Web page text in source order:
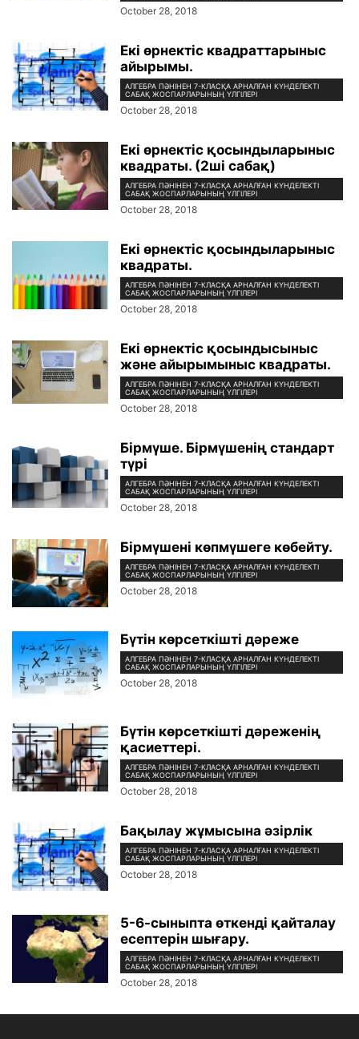
October 28, 2018
Екі өрнектіс квадраттарыныс
айырымы.
АЛГЕБРА ПӘНІНЕН 7-КЛАСҚА АРНАЛҒАН КҮНДЕЛЕКТІ
САБАҚ ЖОСПАРЛАРЫНЫҢ ҮЛГІЛЕРІ
October 28, 2018
Екі өрнектіс қосындыларыныс
квадраты. (2ші сабақ)
АЛГЕБРА ПӘНІНЕН 7-КЛАСҚА АРНАЛҒАН КҮНДЕЛЕКТІ
САБАҚ ЖОСПАРЛАРЫНЫҢ ҮЛГІЛЕРІ
October 28, 2018
Екі өрнектіс қосындыларыныс
квадраты.
АЛГЕБРА ПӘНІНЕН 7-КЛАСҚА АРНАЛҒАН КҮНДЕЛЕКТІ
САБАҚ ЖОСПАРЛАРЫНЫҢ ҮЛГІЛЕРІ
October 28, 2018
Екі өрнектіс қосындысыныс
және айырымыныс квадраты.
АЛГЕБРА ПӘНІНЕН 7-КЛАСҚА АРНАЛҒАН КҮНДЕЛЕКТІ
САБАҚ ЖОСПАРЛАРЫНЫҢ ҮЛГІЛЕРІ
October 28, 2018
Бірмүше. Бірмүшенің стандарт
түрі
АЛГЕБРА ПӘНІНЕН 7-КЛАСҚА АРНАЛҒАН КҮНДЕЛЕКТІ
САБАҚ ЖОСПАРЛАРЫНЫҢ ҮЛГІЛЕРІ
October 28, 2018
Бірмүшені көпмүшеге көбейту.
АЛГЕБРА ПӘНІНЕН 7-КЛАСҚА АРНАЛҒАН КҮНДЕЛЕКТІ
САБАҚ ЖОСПАРЛАРЫНЫҢ ҮЛГІЛЕРІ
October 28, 2018
Бүтін көрсеткішті дәреже
АЛГЕБРА ПӘНІНЕН 7-КЛАСҚА АРНАЛҒАН КҮНДЕЛЕКТІ
САБАҚ ЖОСПАРЛАРЫНЫҢ ҮЛГІЛЕРІ
October 28, 2018
Бүтін көрсеткішті дәреженің
қасиеттері.
АЛГЕБРА ПӘНІНЕН 7-КЛАСҚА АРНАЛҒАН КҮНДЕЛЕКТІ
САБАҚ ЖОСПАРЛАРЫНЫҢ ҮЛГІЛЕРІ
October 28, 2018
Бақылау жұмысына әзірлік
АЛГЕБРА ПӘНІНЕН 7-КЛАСҚА АРНАЛҒАН КҮНДЕЛЕКТІ
САБАҚ ЖОСПАРЛАРЫНЫҢ ҮЛГІЛЕРІ
October 28, 2018
5-6-сыныпта өткенді қайталау
есептерін шығару.
АЛГЕБРА ПӘНІНЕН 7-КЛАСҚА АРНАЛҒАН КҮНДЕЛЕКТІ
САБАҚ ЖОСПАРЛАРЫНЫҢ ҮЛГІЛЕРІ
October 28, 2018